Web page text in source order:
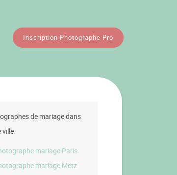
Inscription Photographe Pro
de mariage dans
ville
mariage Paris
mariage Metz